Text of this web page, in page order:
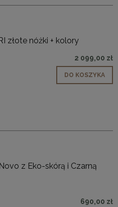
złote nóżki + kolory
2 099,00 zł
DO KOSZYKA
z Eko-skórą i Czarną
690,00 zł